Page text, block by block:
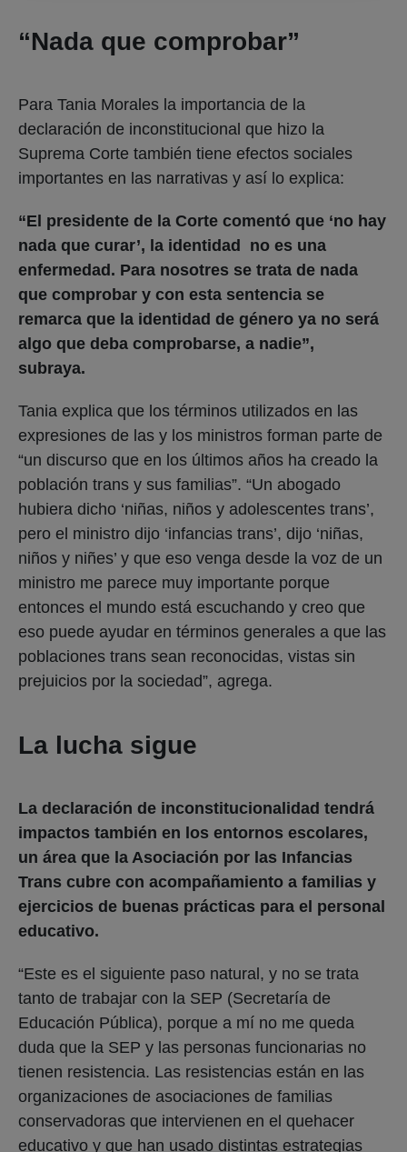
“Nada que comprobar”
Para Tania Morales la importancia de la
declaración de inconstitucional que hizo la
Suprema Corte también tiene efectos sociales
importantes en las narrativas y así lo explica:
“El presidente de la Corte comentó que ‘no hay
nada que curar’, la identidad no es una
enfermedad. Para nosotres se trata de nada
que comprobar y con esta sentencia se
remarca que la identidad de género ya no será
algo que deba comprobarse, a nadie”,
subraya.
Tania explica que los términos utilizados en las
expresiones de las y los ministros forman parte de
“un discurso que en los últimos años ha creado la
población trans y sus familias”. “Un abogado
hubiera dicho ‘niñas, niños y adolescentes trans’,
pero el ministro dijo ‘infancias trans’, dijo ‘niñas,
niños y niñes’ y que eso venga desde la voz de un
ministro me parece muy importante porque
entonces el mundo está escuchando y creo que
eso puede ayudar en términos generales a que las
poblaciones trans sean reconocidas, vistas sin
prejuicios por la sociedad”, agrega.
La lucha sigue
La declaración de inconstitucionalidad tendrá
impactos también en los entornos escolares,
un área que la Asociación por las Infancias
Trans cubre con acompañamiento a familias y
ejercicios de buenas prácticas para el personal
educativo.
“Este es el siguiente paso natural, y no se trata
tanto de trabajar con la SEP (Secretaría de
Educación Pública), porque a mí no me queda
duda que la SEP y las personas funcionarias no
tienen resistencia. Las resistencias están en las
organizaciones de asociaciones de familias
conservadoras que intervienen en el quehacer
educativo y que han usado distintas estrategias